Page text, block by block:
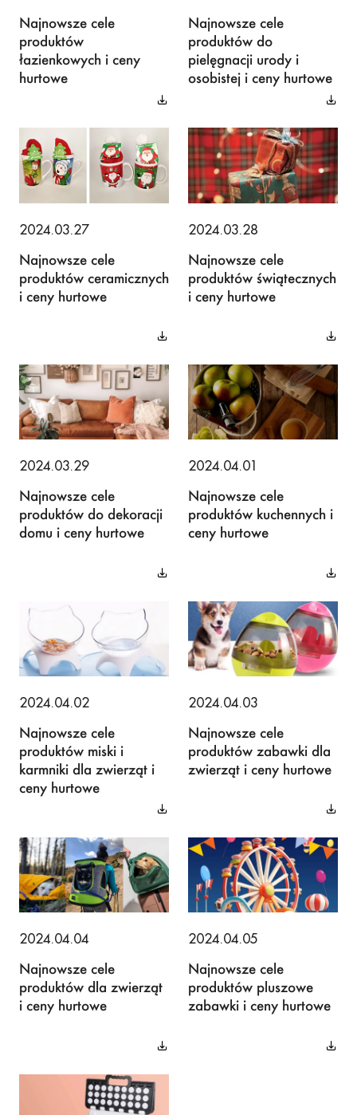
Najnowsze cele
produktów
łazienkowych i ceny
hurtowe
Najnowsze cele
produktów do
pielęgnacji urody i
osobistej i ceny hurtowe
2024.03.27
Najnowsze cele
produktów ceramicznych
i ceny hurtowe
2024.03.28
Najnowsze cele
produktów świątecznych
i ceny hurtowe
2024.03.29
Najnowsze cele
produktów do dekoracji
domu i ceny hurtowe
2024.04.01
Najnowsze cele
produktów kuchennych i
ceny hurtowe
2024.04.02
Najnowsze cele
produktów miski i
karmniki dla zwierząt i
ceny hurtowe
2024.04.03
Najnowsze cele
produktów zabawki dla
zwierząt i ceny hurtowe
2024.04.04
Najnowsze cele
produktów dla zwierząt
i ceny hurtowe
2024.04.05
Najnowsze cele
produktów pluszowe
zabawki i ceny hurtowe